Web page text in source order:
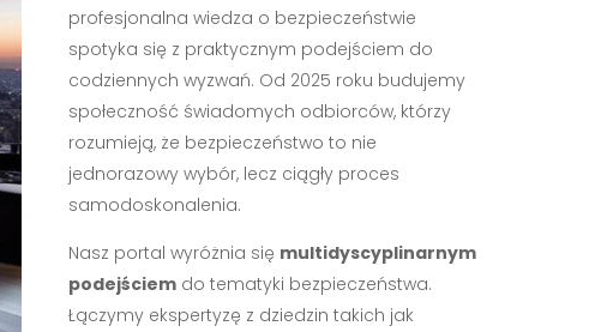
profesjonalna wiedza o bezpieczeństwie
spotyka się z praktycznym podejściem do
codziennych wyzwań. Od 2025 roku budujemy
społeczność świadomych odbiorców, którzy
rozumieją, że bezpieczeństwo to nie
jednorazowy wybór, lecz ciągły proces
samodoskonalenia.
Nasz portal wyróżnia się multidyscyplinarnym
podejściemdo tematyki bezpieczeństwa.
Łączymy ekspertyzę z dziedzin takich jak